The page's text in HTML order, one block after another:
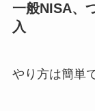
一般NISA、
入
やり方は簡単